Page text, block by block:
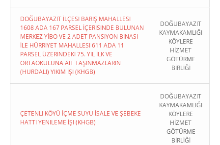
DOĞUBAYAZIT İLÇESI BARIŞ MAHALLESI
1608 ADA 167 PARSEL İÇERISINDE BULUNAN
MERKEZ YİBO VE 2 ADET PANSIYON BINASI
İLE HÜRRIYET MAHALLESI 611 ADA 11
PARSEL ÜZERINDEKI 75. YIL İLK VE
ORTAOKULUNA AIT TAŞINMAZLARIN
(HURDALI) YIKIM İŞI (KHGB)
DOĞUBAYAZIT
KAYMAKAMLIĞI
KÖYLERE
HİZMET
GÖTÜRME
BİRLİĞİ
ÇETENLI KÖYÜ İÇME SUYU İSALE VE ŞEBEKE
HATTI YENILEME İŞI (KHGB)
DOĞUBAYAZIT
KAYMAKAMLIĞI
KÖYLERE
HİZMET
GÖTÜRME
BİRLİĞİ